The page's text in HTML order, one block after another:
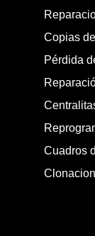
Copias
Pérdida
Cuadros